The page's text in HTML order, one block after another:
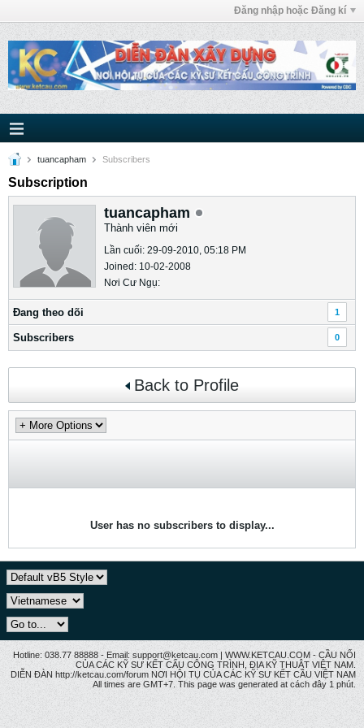
Đăng nhập hoặc Đăng kí
tuancapham Subscribers
Subscription
tuancapham
Thành viên mới
Lần cuối: 29-09-2010, 05:18 PM
Joined: 10-02-2008
Nơi Cư Ngụ:
Ðang theo dõi 1
Subscribers 0
Back to Profile
User has no subscribers to display...
Hotline: 038.77 88888 - Email: support@ketcau.com | WWW.KETCAU.COM - CẦU NỐI
CỦA CÁC KỸ SƯ KẾT CẤU CÔNG TRÌNH, ĐỊA KỸ THUẬT VIỆT NAM.
DIỄN ĐÀN http://ketcau.com/forum NƠI HỘI TỤ CỦA CÁC KỸ SƯ KẾT CÂU VIỆT NAM
All times are GMT+7. This page was generated at cách đây 1 phút.